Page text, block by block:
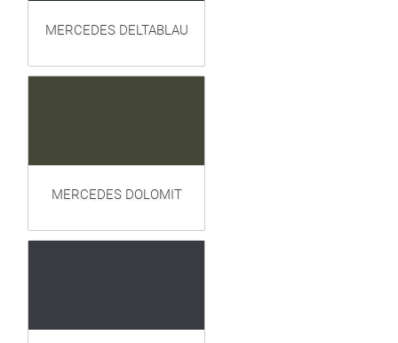
MERCEDES DELTABLAU
MERCEDES DOLOMIT